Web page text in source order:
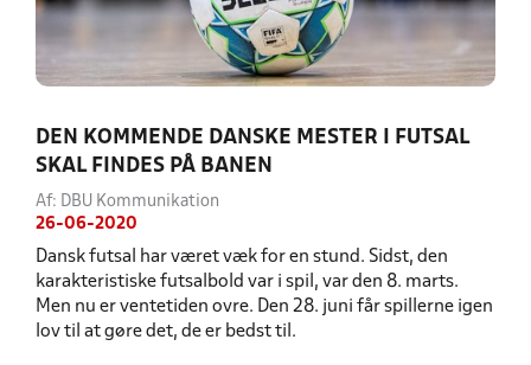
DEN KOMMENDE DANSKE MESTER I FUTSAL
SKAL FINDES PÅ BANEN
Af: DBU Kommunikation
26-06-2020
Dansk futsal har været væk for en stund. Sidst, den
karakteristiske futsalbold var i spil, var den 8. marts.
Men nu er ventetiden ovre. Den 28. juni får spillerne igen
lov til at gøre det, de er bedst til.